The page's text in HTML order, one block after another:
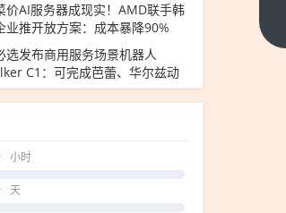
价AI服务器成现实！AMD联手韩
业推开放方案：成本暴降90%
选发布商用服务场景机器人
C1：可完成芭蕾、华尔兹动
小时
天